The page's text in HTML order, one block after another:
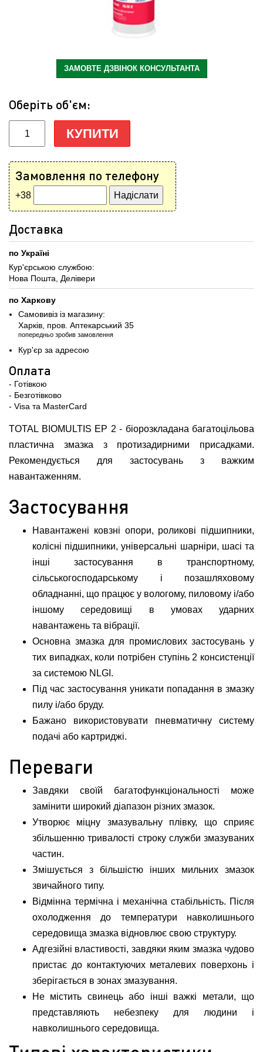
ЗАМОВТЕ ДЗВІНОК КОНСУЛЬТАНТА
Оберіть об'єм:
КУПИТИ
Замовлення по телефону
+38
Доставка
по Україні
Кур'єрською службою:
Нова Пошта, Делівери
по Харкову
Самовивіз із магазину:
Харків, пров. Аптекарський 35
попередньо зробив замовлення
Кур'єр за адресою
Оплата
- Готівкою
- Безготівково
- Visa та MasterCard
TOTAL BIOMULTIS EP 2 - біорозкладана багатоцільова
пластична змазка з протизадирними присадками.
Рекомендується для застосувань з важким
навантаженням.
Застосування
Навантажені ковзні опори, роликові підшипники,
колісні підшипники, універсальні шарніри, шасі та
інші застосування в транспортному,
сільськогосподарському і позашляховому
обладнанні, що працює у вологому, пиловому і/або
іншому середовищі в умовах ударних
навантажень та вібрації.
Основна змазка для промислових застосувань у
тих випадках, коли потрібен ступінь 2 консистенції
за системою NLGI.
Під час застосування уникати попадання в змазку
пилу і/або бруду.
Бажано використовувати пневматичну систему
подачі або картриджі.
Переваги
Завдяки своїй багатофункціональності може
замінити широкий діапазон різних змазок.
Утворює міцну змазувальну плівку, що сприяє
збільшенню тривалості строку служби змазуваних
частин.
Змішується з більшістю інших мильних змазок
звичайного типу.
Відмінна термічна і механічна стабільність. Після
охолодження до температури навколишнього
середовища змазка відновлює свою структуру.
Адгезійні властивості, завдяки яким змазка чудово
пристає до контактуючих металевих поверхонь і
зберігається в зонах змазування.
Не містить свинець або інші важкі метали, що
представляють небезпеку для людини і
навколишнього середовища.